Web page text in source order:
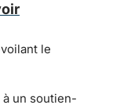
le
un soutien-